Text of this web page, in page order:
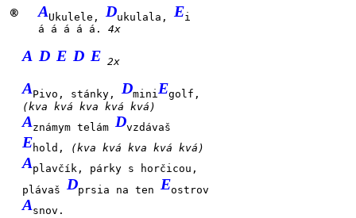
® AUkulele,Dukulala,Ei
á á á á á. 4x
A D E D E 2x
APivo, stánky,DminiEgolf,
(kva kvá kva kvá kvá)
Aznámym telámDvzdávaš
Ehold, (kva kvá kva kvá kvá)
Aplavčík, párky s horčicou,
plávaš Dprsia na tenEostrov
Asnov.